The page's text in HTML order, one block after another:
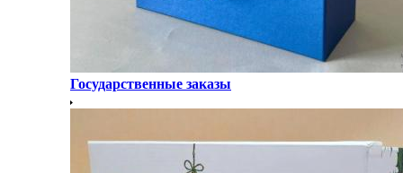
Государственные заказы